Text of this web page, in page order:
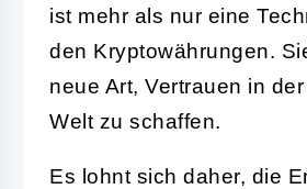
ist mehr als nur eine
den Kryptowährungen.
neue Art, Vertrauen in
Welt zu schaffen.
Es lohnt sich daher, die